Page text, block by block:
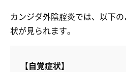
カンジダ外陰腟炎では、以下
状が見られます。
【自覚症状】